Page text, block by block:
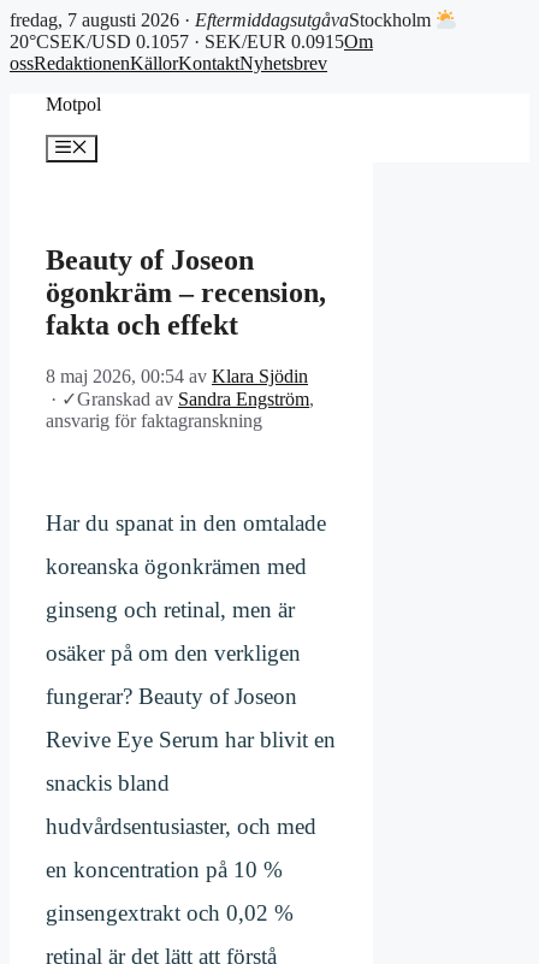
fredag, 7 augusti 2026 · EftermiddagsutgåvaStockholm
20°CSEK/USD 0.1057 · SEK/EUR 0.0915Om
ossRedaktionenKällorKontaktNyhetsbrev
Motpol
Meny
Beauty of Joseon
ögonkräm – recension,
fakta och effekt
8 maj 2026, 00:54 av Klara Sjödin
· ✓Granskad av Sandra Engström,
ansvarig för faktagranskning
Har du spanat in den omtalade
koreanska ögonkrämen med
ginseng och retinal, men är
osäker på om den verkligen
fungerar? Beauty of Joseon
Revive Eye Serum har blivit en
snackis bland
hudvårdsentusiaster, och med
en koncentration på 10 %
ginsengextrakt och 0,02 %
retinal är det lätt att förstå